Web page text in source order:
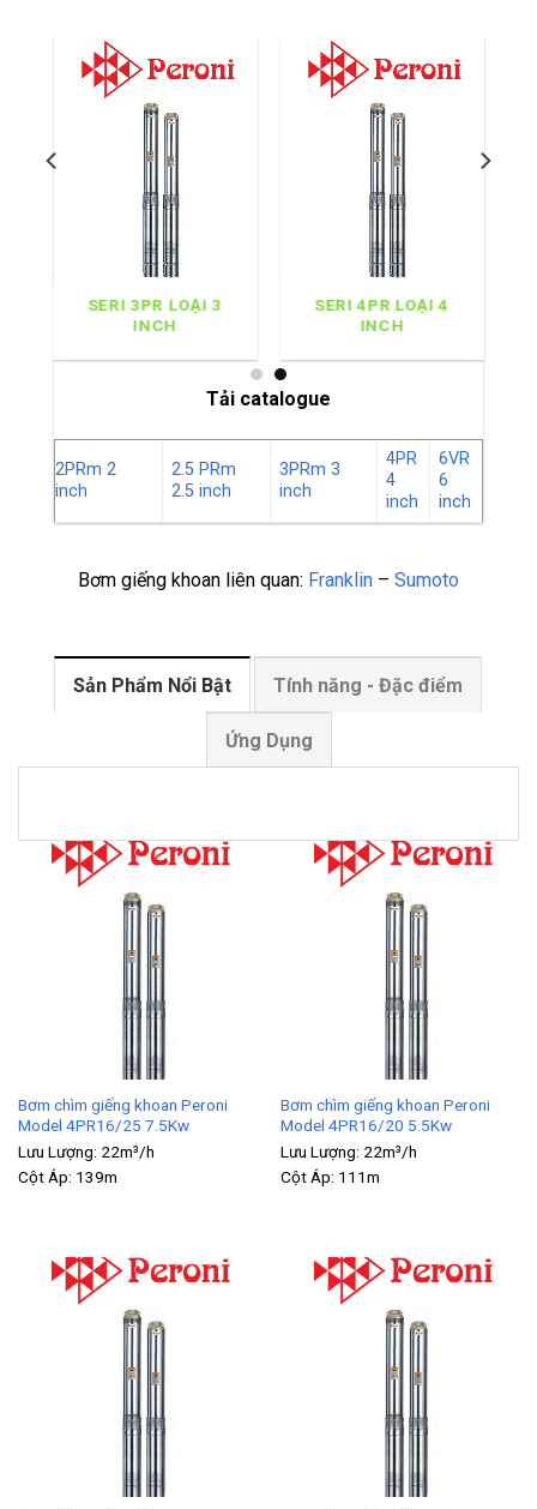
SERI 3PR LOẠI 3
INCH
SERI 4PR LOẠI 4
INCH
Tải catalogue
2PRm 2
inch
2.5 PRm
2.5 inch
3PRm 3
inch
4PR
4
inch
6VR
6
inch
Bơm giếng khoan liên quan: Franklin – Sumoto
Sản Phẩm Nổi Bật Tính năng - Đặc điểm
Ứng Dụng
Bơm chìm giếng khoan Peroni
Model 4PR16/25 7.5Kw
Lưu Lượng: 22m³/h
Cột Áp: 139m
Bơm chìm giếng khoan Peroni
Model 4PR16/20 5.5Kw
Lưu Lượng: 22m³/h
Cột Áp: 111m